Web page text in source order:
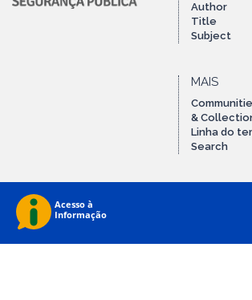
Author
Title
Subject
MAIS
&
Linha do
Search